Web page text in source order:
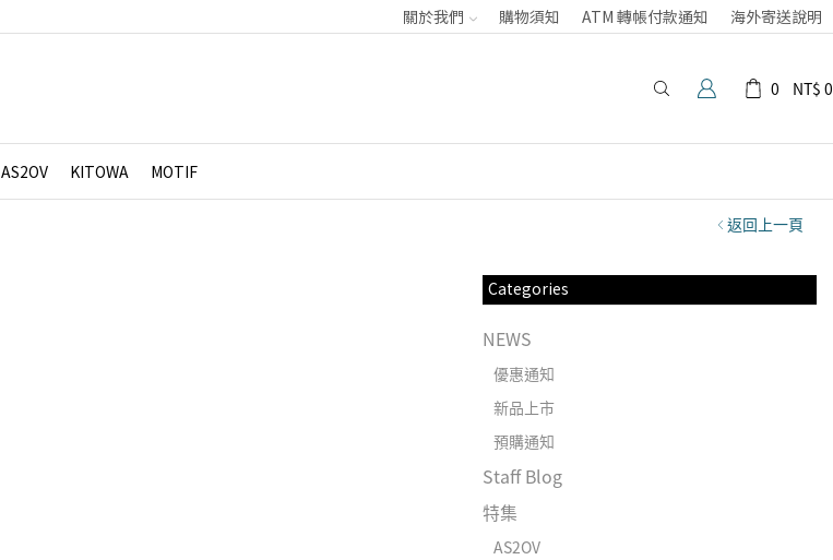
關於我們 購物須知 ATM 轉帳付款通知 海外寄送說明
0 NT$ 0
AS2OV KITOWA MOTIF
返回上一頁
Categories
NEWS
優惠通知
新品上市
預購通知
Staff Blog
特集
AS2OV